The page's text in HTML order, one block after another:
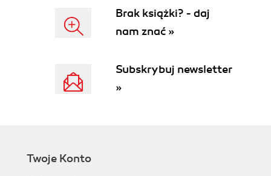
Rozdział 7. Przetwarzanie obrazów (133)
Wprowadzanie szybkich poprawek (134)
Korzystanie z panelu Presets (141)
Korzystanie z paneli Snapshots i History (144)
Korzystanie z panelu Detail (160)
Brak książki? - daj
nam znać »
Subskrybuj newsletter
»
Twoje Konto